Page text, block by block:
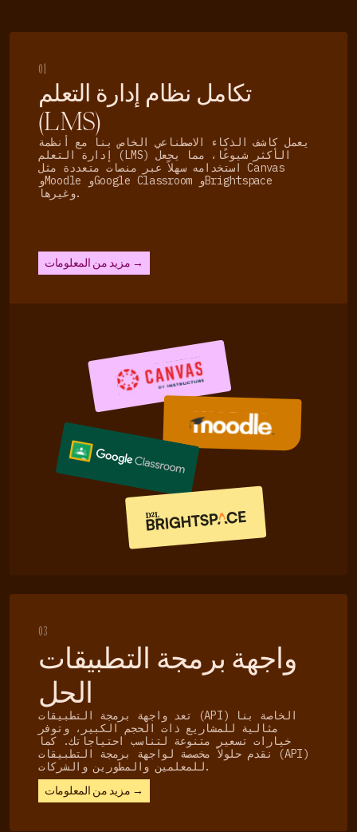
01
تكامل نظام إدارة التعلم
(LMS)
يعمل كاشف الذكاء الاصطناعي الخاص بنا مع أنظمة
إدارة التعلم (LMS) الأكثر شيوعًا، مما يجعل
استخدامه سهلاً عبر منصات متعددة مثل Canvas
وMoodle وGoogle Classroom وBrightspace
وغيرها.
مزيد من المعلومات →
03
واجهة برمجة التطبيقات
الحل
تعد واجهة برمجة التطبيقات (API) الخاصة بنا
مثالية للمشاريع ذات الحجم الكبير، وتوفر
خيارات تسعير متنوعة لتناسب احتياجاتك. كما
نقدم حلولاً مخصصة لواجهة برمجة التطبيقات (API)
للمعلمين والمطورين والشركات.
مزيد من المعلومات →